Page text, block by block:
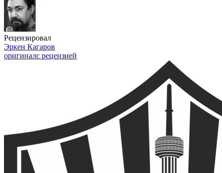
Рецензировал
Эркен Кагаров
оригиналс рецензией